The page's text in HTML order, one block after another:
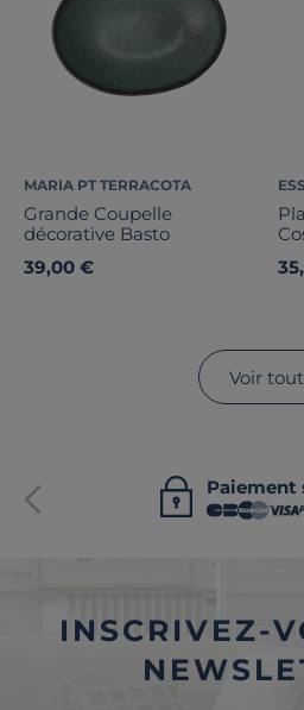
MARIA PT TERRACOTA
Grande Coupelle
décorative Basto
39,00 €
Voir tout
Paiement
INSCRIVEZ-